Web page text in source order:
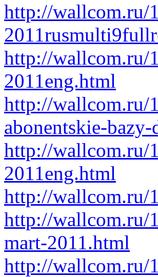
http://wallcom.ru/
http://wallcom.ru/
2011eng.html
http://wallcom.ru/
abonentskie-
http://wallcom.ru/
2011eng.html
http://wallcom.ru/
http://wallcom.ru/
mart-2011.html
http://wallcom.ru/